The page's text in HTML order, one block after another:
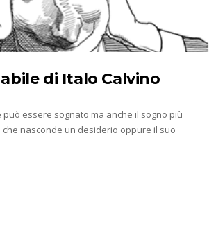
di Italo Calvino
può essere sognato ma anche il sogno più
nasconde un desiderio oppure il suo